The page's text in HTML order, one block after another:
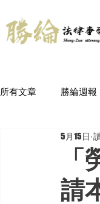
所有文章 勝綸週報
請
5月15日